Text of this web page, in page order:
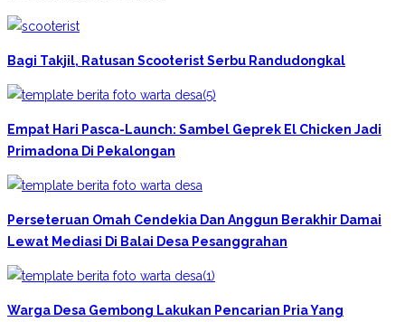
Bagi Takjil, Ratusan Scooterist Serbu Randudongkal
Empat Hari Pasca-Launch: Sambel Geprek El Chicken Jadi
Primadona Di Pekalongan
Perseteruan Omah Cendekia Dan Anggun Berakhir Damai
Lewat Mediasi Di Balai Desa Pesanggrahan
Warga Desa Gembong Lakukan Pencarian Pria Yang